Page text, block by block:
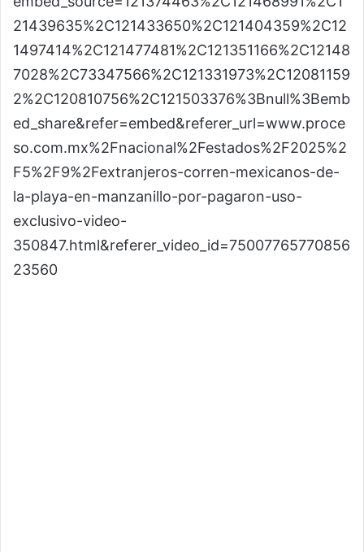
21439635%2C121433650%2C121404359%2C12
1497414%2C121477481%2C121351166%2C12148
7028%2C73347566%2C121331973%2C12081159
2%2C120810756%2C121503376%3Bnull%3Bemb
ed_share&refer=embed&referer_url=www.proce
so.com.mx%2Fnacional%2Festados%2F2025%2
F5%2F9%2Fextranjeros-corren-mexicanos-de-
la-playa-en-manzanillo-por-pagaron-uso-
exclusivo-video-
350847.html&referer_video_id=75007765770856
23560